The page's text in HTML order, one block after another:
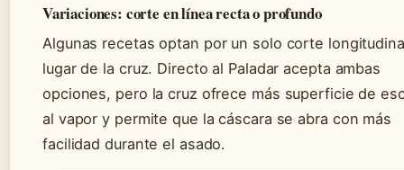
Variaciones: corte en línea recta o profundo
Algunas recetas optan por un solo corte
lugar de la cruz. Directo al Paladar acepta ambas
opciones, pero la cruz ofrece más superficie de
al vapor y permite que la cáscara se abra con más
facilidad durante el asado.